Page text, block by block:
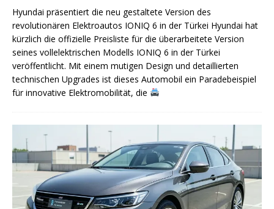
Hyundai präsentiert die neu gestaltete Version des
revolutionären Elektroautos IONIQ 6 in der Türkei Hyundai hat
kürzlich die offizielle Preisliste für die überarbeitete Version
seines vollelektrischen Modells IONIQ 6 in der Türkei
veröffentlicht. Mit einem mutigen Design und detaillierten
technischen Upgrades ist dieses Automobil ein Paradebeispiel
für innovative Elektromobilität, die